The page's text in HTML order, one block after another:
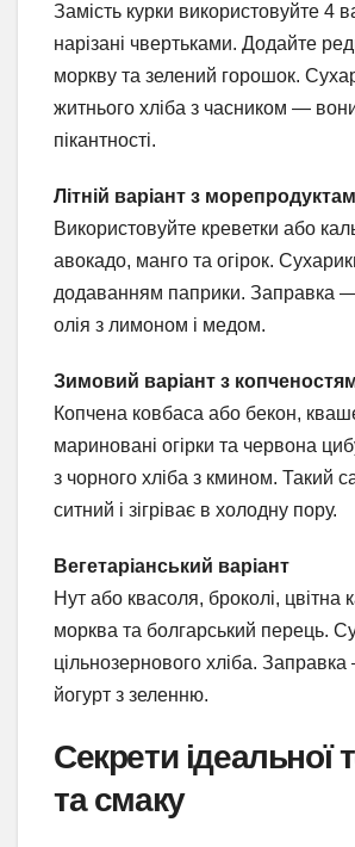
Замість курки використовуйте 4
нарізані чвертьками. Додайте
моркву та зелений горошок.
житнього хліба з часником —
пікантності.
Літній варіант з
Використовуйте креветки або
авокадо, манго та огірок.
додаванням паприки. Заправка
олія з лимоном і медом.
Зимовий варіант з
Копчена ковбаса або бекон,
мариновані огірки та червона
з чорного хліба з кмином. Такий
ситний і зігріває в холодну пору.
Вегетаріанський варіант
Нут або квасоля, броколі, цвітна
морква та болгарський перець.
цільнозернового хліба. Заправка
йогурт з зеленню.
Секрети ідеальної
та смаку